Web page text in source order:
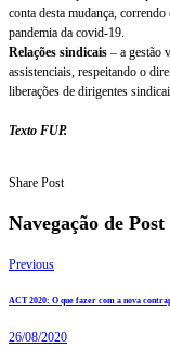
conta desta mudança,
pandemia da covid-19.
Relações sindicais – a gestão
assistenciais, respeitando o
liberações de dirigentes
Texto FUP.
Share Post
Navegação de Post
Previous
ACT 2020: O que fazer com a nova
26/08/2020